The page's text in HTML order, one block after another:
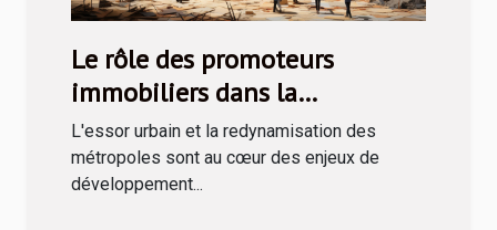
Le rôle des promoteurs
immobiliers dans la
revitalisation des zones
urbaines
L'essor urbain et la redynamisation des
métropoles sont au cœur des enjeux de
développement...